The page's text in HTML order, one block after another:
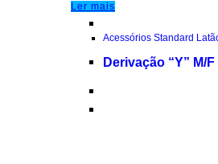
Ler mais
Acessórios Standard
Derivação “Y” M/